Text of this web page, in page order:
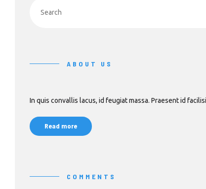
ABOUT US
In quis convallis lacus, id feugiat massa. Praesent id
Read more
COMMENTS